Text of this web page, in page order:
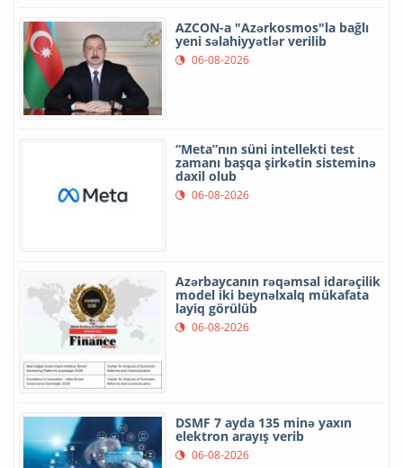
AZCON-a "Azərkosmos"la bağlı
yeni səlahiyyətlər verilib
06-08-2026
“Meta”nın süni intellekti test
zamanı başqa şirkətin sisteminə
daxil olub
06-08-2026
Azərbaycanın rəqəmsal idarəçilik
model iki beynəlxalq mükafata
layiq görülüb
06-08-2026
DSMF 7 ayda 135 minə yaxın
elektron arayış verib
06-08-2026